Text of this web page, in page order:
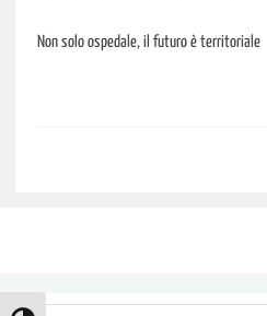
Non solo ospedale, il futuro è territoriale